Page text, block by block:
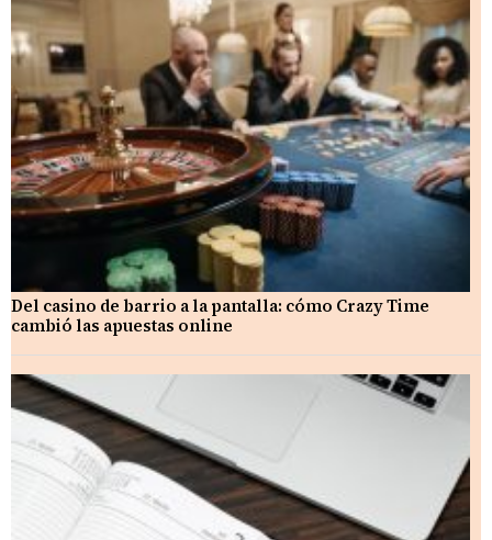
Del casino de barrio a la pantalla: cómo Crazy Time
cambió las apuestas online